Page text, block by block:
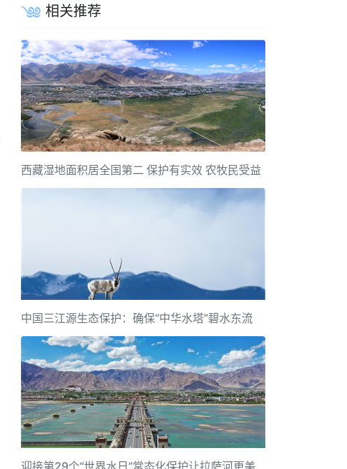
相关推荐
西藏湿地面积居全国第二 保护有实效 农牧民受益
中国三江源生态保护：确保“中华水塔”碧水东流
迎接第29个“世界水日”常态化保护让拉萨河更美